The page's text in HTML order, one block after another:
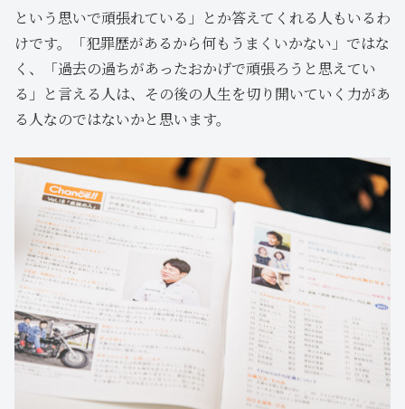
という思いで頑張れている」とか答えてくれる人もいるわ
けです。「犯罪歴があるから何もうまくいかない」ではな
く、「過去の過ちがあったおかげで頑張ろうと思えてい
る」と言える人は、その後の人生を切り開いていく力があ
る人なのではないかと思います。